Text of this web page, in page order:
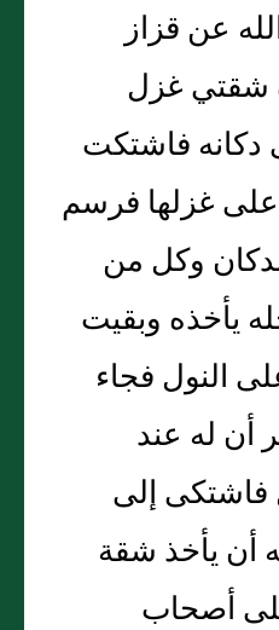
عن قزاز
شقتي غزل
فاشتكت
غزلها فرسم
وكل من
يأخذه وبقيت
النول فجاء
أن له عند
فاشتكى إلى
أن يأخذ شقة
أصحاب